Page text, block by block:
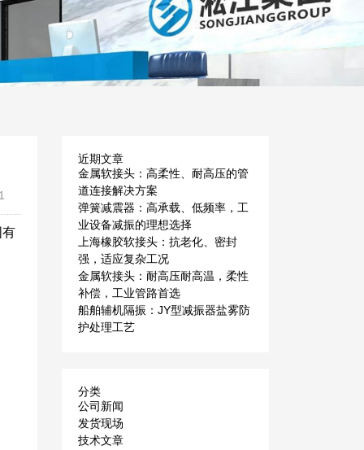
近期文章
金属软接头：高柔性、耐高压的管
道连接解决方案
弹簧减震器：高承载、低频率，工
业设备减振的理想选择
上海橡胶软接头：抗老化、密封
强，适应复杂工况
金属软接头：耐高压耐高温，柔性
补偿，工业管路首选
船舶辅机隔振：JY型减振器盐雾防
护处理工艺
分类
公司新闻
发货现场
技术文章